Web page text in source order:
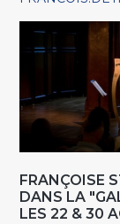
FRANÇOISE
DANS LA
LES 22 & 30